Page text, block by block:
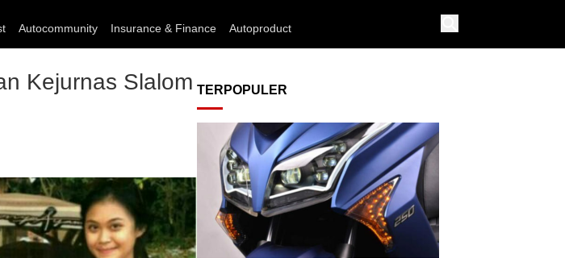
Autocommunity Insurance & Finance Autoproduct
Kejurnas Slalom TERPOPULER